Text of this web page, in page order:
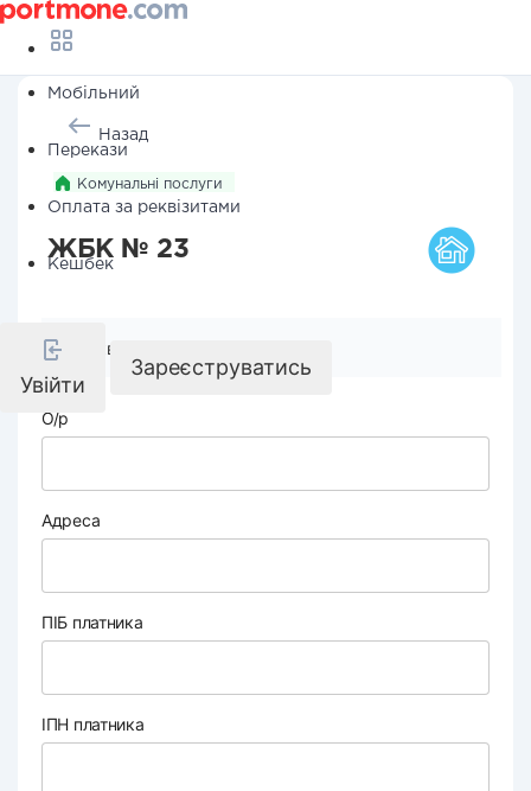
Мобільний
Перекази
Оплата за реквізитами
Кешбек
Увійти
Зареєструватись
Назад
Комунальні послуги
ЖБК № 23
Реквізити компанії
О/р
Адреса
ПІБ платника
ІПН платника